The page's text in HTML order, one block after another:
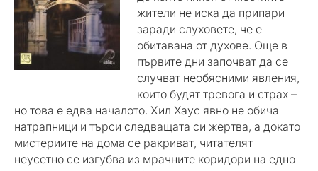
жители не иска да припари
заради слуховете, че е
обитавана от духове. Още в
първите дни започват да се
случват необясними явления,
които будят тревога и страх –
но това е едва началото. Хил Хаус явно не обича
натрапници и търси следващата си жертва, а докато
мистериите на дома се ракриват, читателят
неусетно се изгубва из мрачните коридори на едно